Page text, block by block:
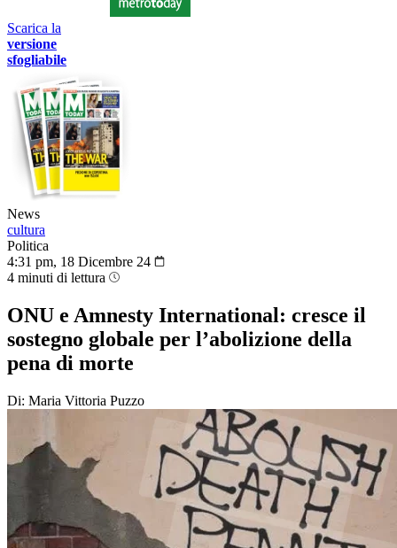
Scarica la
versione
sfogliabile
News
cultura
Politica
4:31 pm, 18 Dicembre 24
4 minuti di lettura
ONU e Amnesty International: cresce il
sostegno globale per l’abolizione della
pena di morte
Di: Maria Vittoria Puzzo